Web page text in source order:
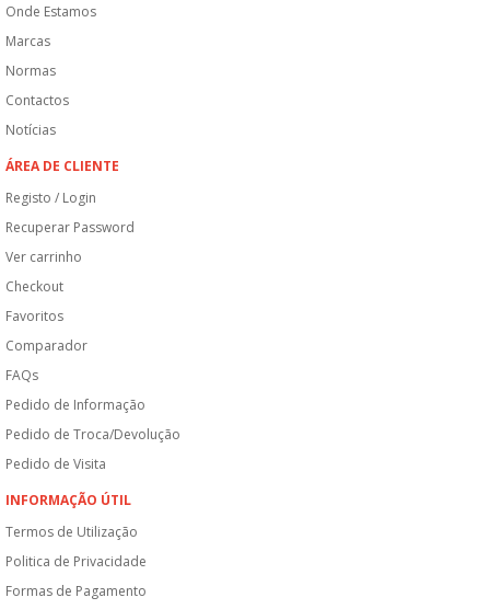
Onde Estamos
Marcas
Normas
Contactos
Notícias
ÁREA DE CLIENTE
Registo / Login
Recuperar Password
Ver carrinho
Checkout
Favoritos
Comparador
FAQs
Pedido de Informação
Pedido de Troca/Devolução
Pedido de Visita
INFORMAÇÃO ÚTIL
Termos de Utilização
Politica de Privacidade
Formas de Pagamento